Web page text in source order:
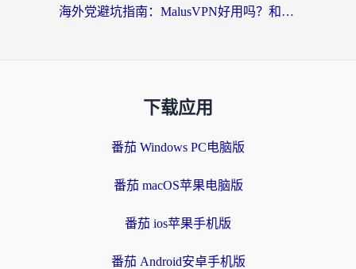
海外党避坑指南：MalusVPN好用吗？和快帆VPN哪个好？+ 3款加速器实测对比
下载应用
番茄 Windows PC电脑版
番茄 macOS苹果电脑版
番茄 ios苹果手机版
番茄 Android安卓手机版